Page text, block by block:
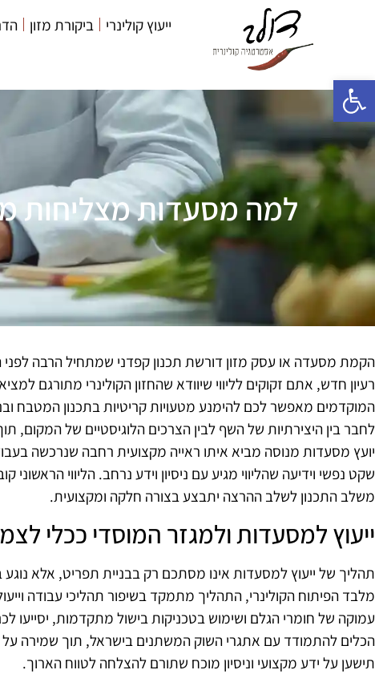
פתח סרגל נגישות
ייעוץ קולינרי ביקורת מזון
למה מסעדות מצליחות
הקמת מסעדה או עסק מזון דורשת תכנון קפדני שמתחיל הרבה
רעיון חדש, אתם זקוקים לליווי שיוודא שהחזון הקולינרי מתורגם
המוקדמים מאפשר לכם להימנע מטעויות קריטיות בתכנון המטבח
לחבר בין היצירתיות של השף לבין הצרכים הלוגיסטיים של
יועץ מסעדות מנוסה מביא איתו ראייה מקצועית רחבה שנרכשה
שקט נפשי וידיעה שהליווי מגיע עם ניסיון וידע נרחב. הליווי
משלב התכנון לשלב ההרצה יתבצע בצורה חלקה ומקצועית.
ייעוץ למסעדות ולמגזר המוסדי ככלי
תהליך של ייעוץ למסעדות אינו מסתכם רק בבניית תפריט, אלא
מלבד הפיתוח הקולינרי, התהליך מתמקד בשיפור תהליכי עבודה
עמוקה של חומרי הגלם ושימוש בטכניקות בישול מתקדמות,
הכלים להתמודד עם אתגרי השוק המשתנים בישראל, תוך
תישען על ידע מקצועי וניסיון מוכח שתורם להצלחה לטווח הארוך.